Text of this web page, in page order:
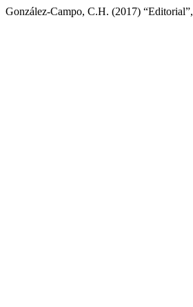
González-Campo, C.H. (2017) “Editorial”,